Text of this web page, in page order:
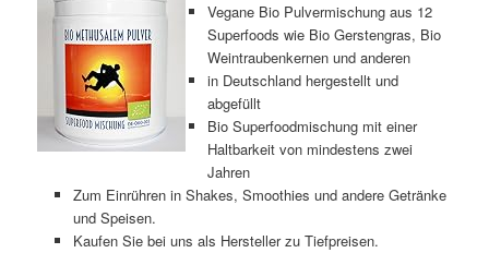
Vegane Bio Pulvermischung aus 12
Superfoods wie Bio Gerstengras, Bio
Weintraubenkernen und anderen
in Deutschland hergestellt und
abgefüllt
Bio Superfoodmischung mit einer
Haltbarkeit von mindestens zwei
Jahren
Zum Einrühren in Shakes, Smoothies und andere Getränke
und Speisen.
Kaufen Sie bei uns als Hersteller zu Tiefpreisen.